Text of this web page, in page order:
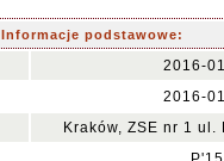
Informacje podstawowe:
2016-
2016-
Kraków, ZSE nr 1